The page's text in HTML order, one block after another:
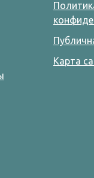
Карта